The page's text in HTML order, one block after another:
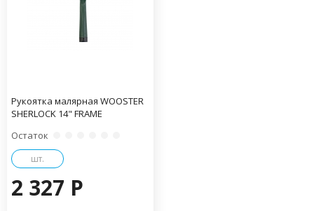
Рукоятка малярная WOOSTER
SHERLOCK 14" FRAME
Остаток
шт.
2 327 P